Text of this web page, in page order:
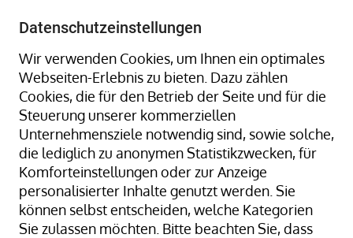
Datenschutzeinstellungen
Wir verwenden Cookies, um Ihnen ein optimales
Webseiten-Erlebnis zu bieten. Dazu zählen
Cookies, die für den Betrieb der Seite und für die
Steuerung unserer kommerziellen
Unternehmensziele notwendig sind, sowie solche,
die lediglich zu anonymen Statistikzwecken, für
Komforteinstellungen oder zur Anzeige
personalisierter Inhalte genutzt werden. Sie
können selbst entscheiden, welche Kategorien
Sie zulassen möchten. Bitte beachten Sie, dass
Home
Gummiringe + Gummibänder
EX-BAND Kreuzgummiband / Kreuzgummibänder
EX-BAND Kreuz- Gummiband, pink